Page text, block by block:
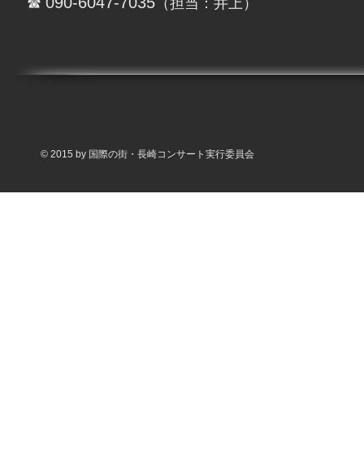
​ ☎ （担当：井上）
© 2015 by 国際の街・長崎コンサート実行委員会